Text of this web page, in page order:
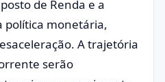
de Renda e a
política monetária,
A trajetória
serão